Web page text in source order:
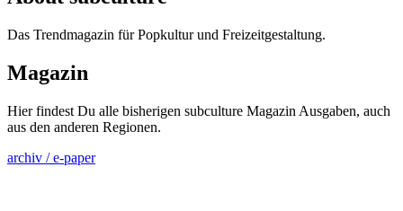
Das Trendmagazin für Popkultur und Freizeitgestaltung.
Magazin
Hier findest Du alle bisherigen subculture Magazin Ausgaben, auch
aus den anderen Regionen.
archiv / e-paper